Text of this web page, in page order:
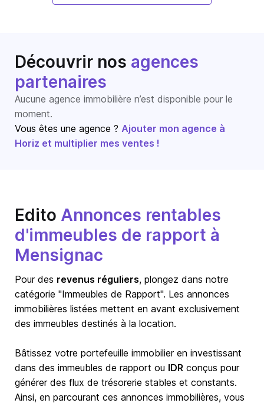
Découvrir nos agences
partenaires
Aucune agence immobilière n’est disponible pour le
moment.
Vous êtes une agence ? Ajouter mon agence à
Horiz et multiplier mes ventes !
Edito Annonces rentables
d'immeubles de rapport à
Mensignac
Pour des revenus réguliers, plongez dans notre
catégorie "Immeubles de Rapport". Les annonces
immobilières listées mettent en avant exclusivement
des immeubles destinés à la location.
Bâtissez votre portefeuille immobilier en investissant
dans des immeubles de rapport ou IDR conçus pour
générer des flux de trésorerie stables et constants.
Ainsi, en parcourant ces annonces immobilières, vous